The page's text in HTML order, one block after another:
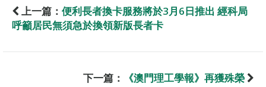
上一篇： 便利長者換卡服務將於3月6日推出 經科局
呼籲居民無須急於換領新版長者卡
下一篇： 《澳門理工學報》再獲殊榮